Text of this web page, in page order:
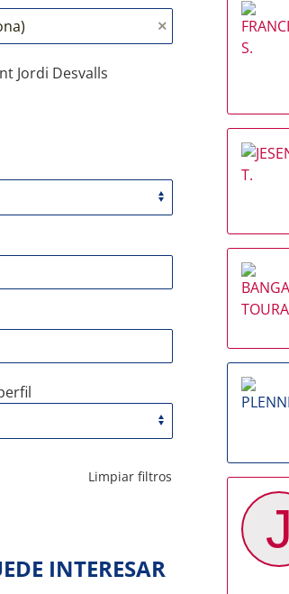
Jordi Desvalls
Limpiar filtros
J
INTERESAR